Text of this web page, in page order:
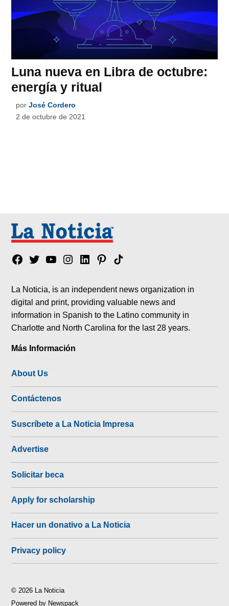
Luna nueva en Libra de octubre:
energía y ritual
por José Cordero
2 de octubre de 2021
Facebook
TwitterYouTubeInstagram
LinkedinPinterest
Tik
La Noticia, is an independent news organization in
digital and print, providing valuable news and
information in Spanish to the Latino community in
Charlotte and North Carolina for the last 28 years.
Más Información
About Us
Contáctenos
Suscríbete a La Noticia Impresa
Advertise
Solicitar beca
Apply for scholarship
Hacer un donativo a La Noticia
Privacy policy
© 2026 La Noticia
Powered by Newspack